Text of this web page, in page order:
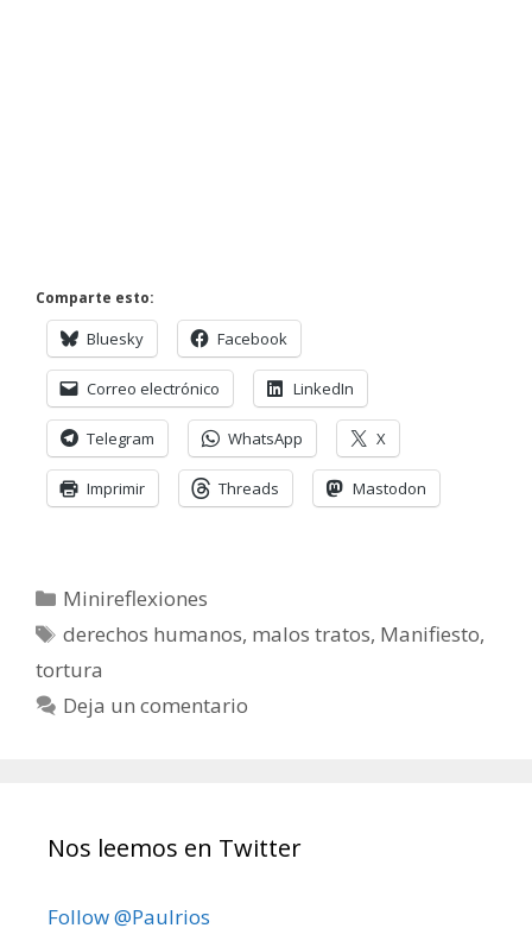
Comparte esto:
Bluesky Facebook
Correo electrónico LinkedIn
Telegram WhatsApp X
Imprimir Threads Mastodon
Categorías
Minireflexiones
Etiquetas
derechos humanos, malos tratos, Manifiesto,
tortura
Deja un comentario
Nos leemos en Twitter
Follow @Paulrios